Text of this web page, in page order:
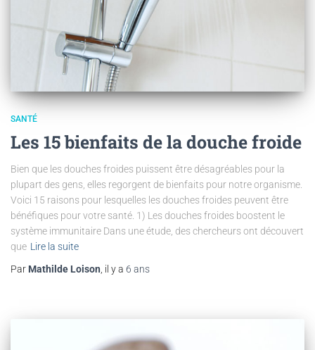
SANTÉ
Les 15 bienfaits de la douche froide
Bien que les douches froides puissent être désagréables pour la
plupart des gens, elles regorgent de bienfaits pour notre organisme.
Voici 15 raisons pour lesquelles les douches froides peuvent être
bénéfiques pour votre santé. 1) Les douches froides boostent le
système immunitaire Dans une étude, des chercheurs ont découvert
que Lire la suite
Par Mathilde Loison, il y a 6 ans